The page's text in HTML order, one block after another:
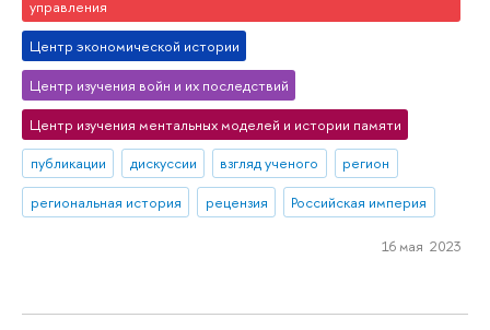
управления
Центр экономической истории
Центр изучения войн и их последствий
Центр изучения ментальных моделей и истории памяти
публикации
дискуссии взгляд ученого
регион
региональная история
рецензия Российская империя
16 мая 2023